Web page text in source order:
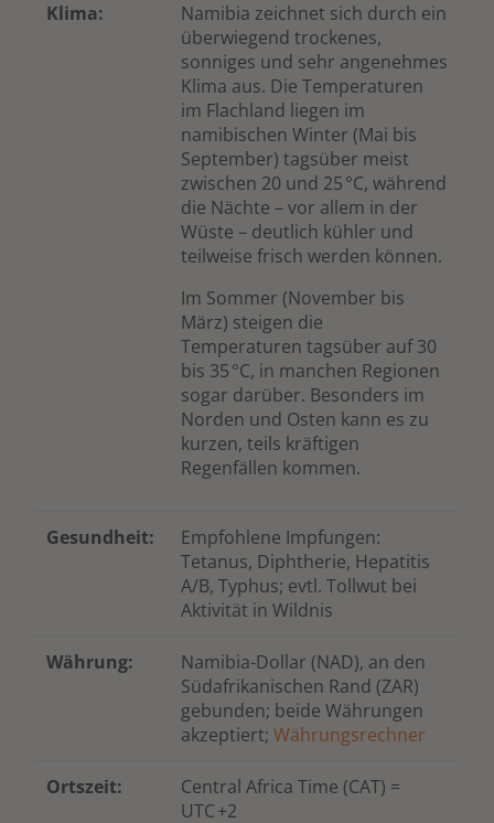
Klima:
Namibia zeichnet sich durch ein
überwiegend trockenes,
sonniges und sehr angenehmes
Klima aus. Die Temperaturen
im Flachland liegen im
namibischen Winter (Mai bis
September) tagsüber meist
zwischen 20 und 25 °C, während
die Nächte – vor allem in der
Wüste – deutlich kühler und
teilweise frisch werden können.
Im Sommer (November bis
März) steigen die
Temperaturen tagsüber auf 30
bis 35 °C, in manchen Regionen
sogar darüber. Besonders im
Norden und Osten kann es zu
kurzen, teils kräftigen
Regenfällen kommen.
Gesundheit:
Empfohlene Impfungen:
Tetanus, Diphtherie, Hepatitis
A/B, Typhus; evtl. Tollwut bei
Aktivität in Wildnis
Währung:
Namibia-Dollar (NAD), an den
Südafrikanischen Rand (ZAR)
gebunden; beide Währungen
akzeptiert; Währungsrechner
Ortszeit:
Central Africa Time (CAT) =
UTC +2